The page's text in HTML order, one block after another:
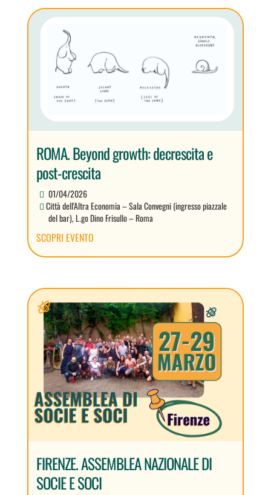
ROMA. Beyond growth: decrescita e
post-crescita
01/04/2026
Città dell'Altra Economia – Sala Convegni (ingresso piazzale
del bar), L.go Dino Frisullo – Roma
SCOPRI EVENTO
FIRENZE. ASSEMBLEA NAZIONALE DI
SOCIE E SOCI